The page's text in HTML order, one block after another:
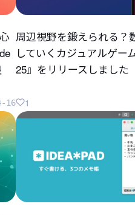
16
周辺視野を鍛えられる？
していくカジュアルゲー
25』をリリースしました
1